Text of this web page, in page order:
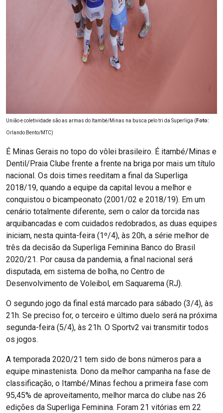
União e coletividade são as armas do Itambé/Minas na busca pelo tri da Superliga ( Foto:
Orlando Bento/MTC)
É Minas Gerais no topo do vôlei brasileiro. É itambé/Minas e
Dentil/Praia Clube frente a frente na briga por mais um título
nacional. Os dois times reeditam a final da Superliga
2018/19, quando a equipe da capital levou a melhor e
conquistou o bicampeonato (2001/02 e 2018/19). Em um
cenário totalmente diferente, sem o calor da torcida nas
arquibancadas e com cuidados redobrados, as duas equipes
iniciam, nesta quinta-feira (1º/4), às 20h, a série melhor de
três da decisão da Superliga Feminina Banco do Brasil
2020/21. Por causa da pandemia, a final nacional será
disputada, em sistema de bolha, no Centro de
Desenvolvimento de Voleibol, em Saquarema (RJ).
O segundo jogo da final está marcado para sábado (3/4), às
21h. Se preciso for, o terceiro e último duelo será na próxima
segunda-feira (5/4), às 21h. O Sportv2 vai transmitir todos
os jogos.
A temporada 2020/21 tem sido de bons números para a
equipe minastenista. Dono da melhor campanha na fase de
classificação, o Itambé/Minas fechou a primeira fase com
95,45% de aproveitamento, melhor marca do clube nas 26
edições da Superliga Feminina. Foram 21 vitórias em 22